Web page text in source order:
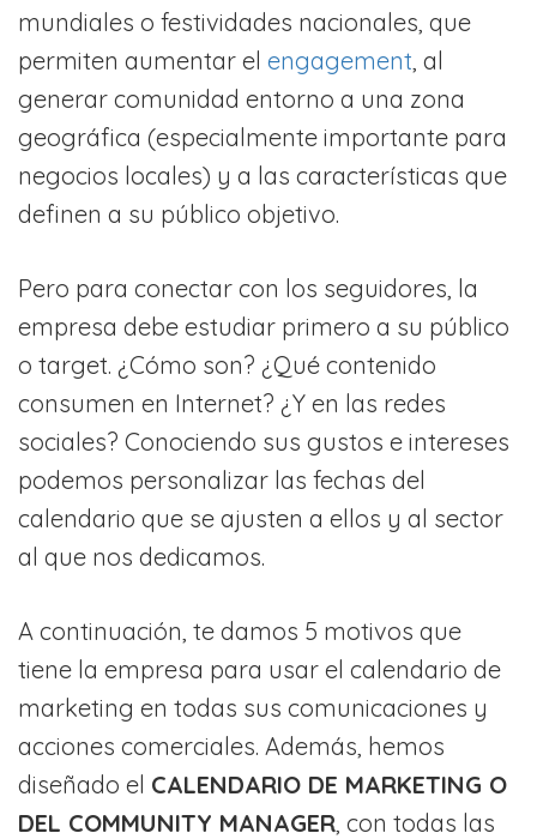
mundiales o festividades nacionales, que
permiten aumentar el engagement , al
generar comunidad entorno a una zona
geográfica (especialmente importante para
negocios locales) y a las características que
definen a su público objetivo.
Pero para conectar con los seguidores, la
empresa debe estudiar primero a su público
o target. ¿Cómo son? ¿Qué contenido
consumen en Internet? ¿Y en las redes
sociales? Conociendo sus gustos e intereses
podemos personalizar las fechas del
calendario que se ajusten a ellos y al sector
al que nos dedicamos.
A continuación, te damos 5 motivos que
tiene la empresa para usar el calendario de
marketing en todas sus comunicaciones y
acciones comerciales. Además, hemos
diseñado el CALENDARIO DE MARKETING O
DEL COMMUNITY MANAGER , con todas las